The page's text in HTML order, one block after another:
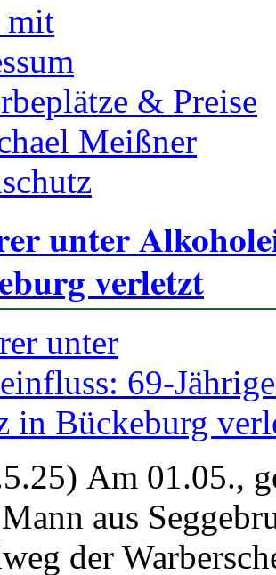
mit
& Preise
Meißner
unter
verletzt
Am 01.05.,
aus
der